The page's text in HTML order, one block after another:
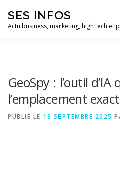
contenu
SES INFOS
Actu business, marketing, high tech et
HIGH TECH ET INFORMATIQUE
GeoSpy : l’outil d’IA
l’emplacement
PUBLIÉ LE 18 SEPTEMBRE 2025